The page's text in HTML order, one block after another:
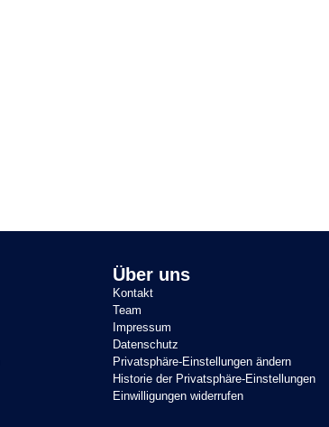
Über uns
Kontakt
Team
Impressum
Datenschutz
Privatsphäre-Einstellungen ändern
Historie der Privatsphäre-Einstellungen
Einwilligungen widerrufen